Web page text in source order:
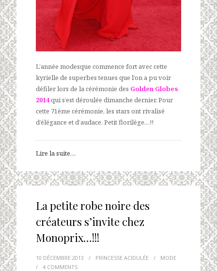
L’année modesque commence fort avec cette
kyrielle de superbes tenues que l’on a pu voir
défiler lors de la cérémonie des Golden Globes
2014qui s’est déroulée dimanche dernier. Pour
cette 71ème cérémonie, les stars ont rivalisé
d’élégance et d’audace. Petit florilège…!!
Lire la suite…
La petite robe noire des
créateurs s’invite chez
Monoprix…!!!
10 DÉCEMBRE 2013 / PRINCESSE ACIDULÉE /
MODE
/
4 COMMENTS